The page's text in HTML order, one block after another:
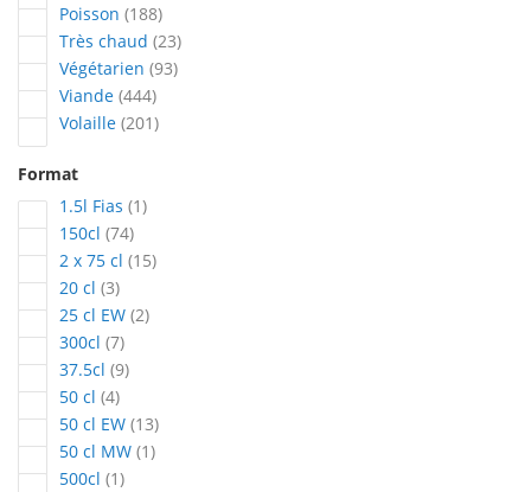
Poisson 188articles
Très chaud 23articles
Végétarien 93articles
Viande 444articles
Volaille 201articles
Format
1.5l Fias 1article
150cl 74articles
2 x 75 cl 15articles
20 cl 3articles
25 cl EW 2articles
300cl 7articles
37.5cl 9articles
50 cl 4articles
50 cl EW 13articles
50 cl MW 1article
500cl 1article